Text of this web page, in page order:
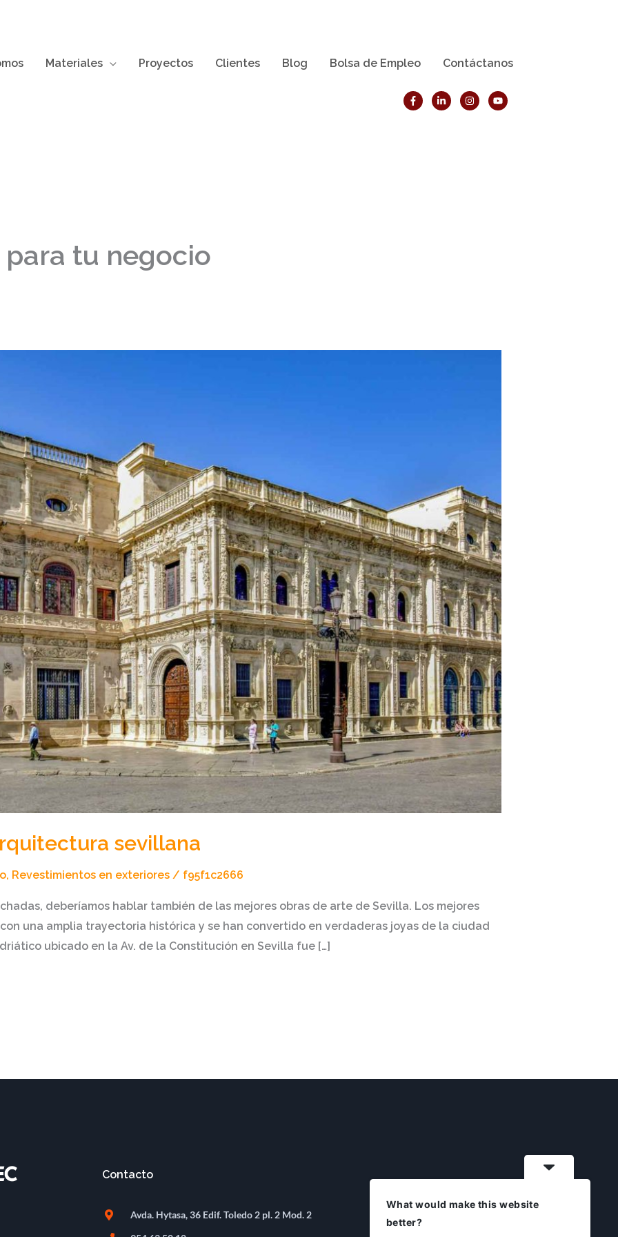
Materiales Proyectos Clientes Blog Bolsa de Empleo Contáctanos
tu negocio
sevillana
, Revestimientos en exteriores/ f95f1c2666
deberíamos hablar también de las mejores obras de arte de Sevilla. Los mejores
una amplia trayectoria histórica y se han convertido en verdaderas joyas de la ciudad
ubicado en la Av. de la Constitución en Sevilla fue […]
Contacto
Avda. Hytasa, 36 Edif. Toledo 2 pl. 2 Mod. 2
What would make this website
better?